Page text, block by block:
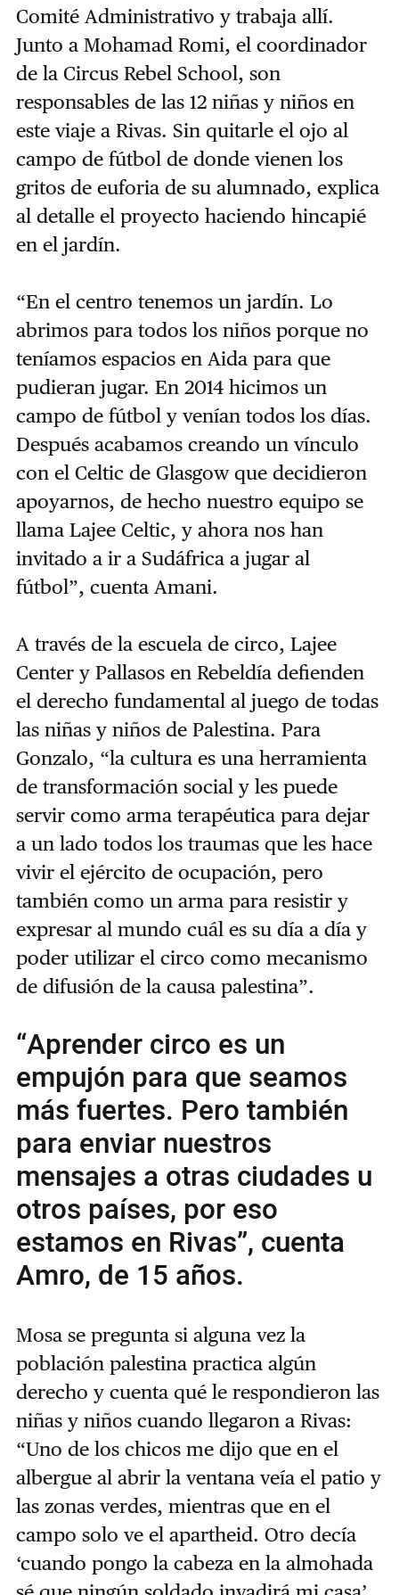
Comité Administrativo y trabaja allí.
Junto a Mohamad Romi, el coordinador
de la Circus Rebel School, son
responsables de las 12 niñas y niños en
este viaje a Rivas. Sin quitarle el ojo al
campo de fútbol de donde vienen los
gritos de euforia de su alumnado, explica
al detalle el proyecto haciendo hincapié
en el jardín.
“En el centro tenemos un jardín. Lo
abrimos para todos los niños porque no
teníamos espacios en Aida para que
pudieran jugar. En 2014 hicimos un
campo de fútbol y venían todos los días.
Después acabamos creando un vínculo
con el Celtic de Glasgow que decidieron
apoyarnos, de hecho nuestro equipo se
llama Lajee Celtic, y ahora nos han
invitado a ir a Sudáfrica a jugar al
fútbol”, cuenta Amani.
A través de la escuela de circo, Lajee
Center y Pallasos en Rebeldía defienden
el derecho fundamental al juego de todas
las niñas y niños de Palestina. Para
Gonzalo, “la cultura es una herramienta
de transformación social y les puede
servir como arma terapéutica para dejar
a un lado todos los traumas que les hace
vivir el ejército de ocupación, pero
también como un arma para resistir y
expresar al mundo cuál es su día a día y
poder utilizar el circo como mecanismo
de difusión de la causa palestina”.
“Aprender circo es un
empujón para que seamos
más fuertes. Pero también
para enviar nuestros
mensajes a otras ciudades u
otros países, por eso
estamos en Rivas”, cuenta
Amro, de 15 años.
Mosa se pregunta si alguna vez la
población palestina practica algún
derecho y cuenta qué le respondieron las
niñas y niños cuando llegaron a Rivas:
“Uno de los chicos me dijo que en el
albergue al abrir la ventana veía el patio y
las zonas verdes, mientras que en el
campo solo ve el apartheid. Otro decía
‘cuando pongo la cabeza en la almohada